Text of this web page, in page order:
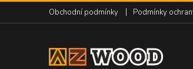
Přejít
obsah
Obchodní podmínky Podmínky